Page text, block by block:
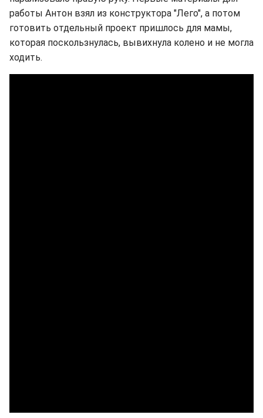
работы Антон взял из конструктора "Лего", а потом
готовить отдельный проект пришлось для мамы,
которая поскользнулась, вывихнула колено и не могла
ходить.